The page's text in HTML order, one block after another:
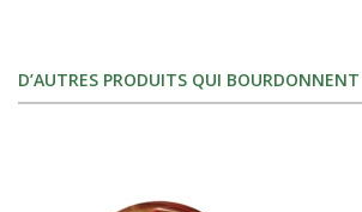
D’AUTRES PRODUITS QUI